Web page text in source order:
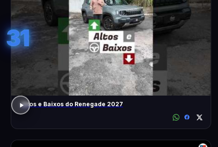
31
Altos e Baixos do Renegade 2027